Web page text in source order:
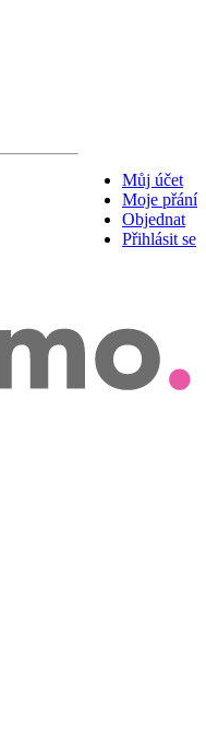
Můj účet
Moje přání
Objednat
Přihlásit se